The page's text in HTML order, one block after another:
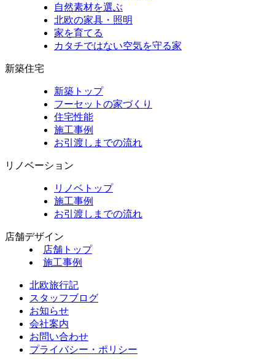
自然素材を選ぶ
北欧の家具・照明
家を育てる
カタチではない空気を守る家
新築住宅
新築トップ
フーセットの家づくり
住宅性能
施工事例
お引渡しまでの流れ
リノベーション
リノベトップ
施工事例
お引渡しまでの流れ
店舗デザイン
店舗トップ
施工事例
北欧旅行記
スタッフブログ
お知らせ
会社案内
お問い合わせ
プライバシー・ポリシー